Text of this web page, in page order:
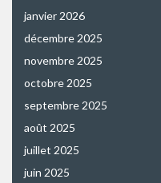
janvier 2026
décembre 2025
novembre 2025
octobre 2025
septembre 2025
août 2025
juillet 2025
juin 2025